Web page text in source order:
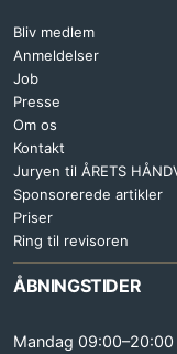
Bliv medlem
Anmeldelser
Job
Presse
Om os
Kontakt
Juryen til ÅRETS
Sponsorerede artikler
Priser
Ring til revisoren
ÅBNINGSTIDER
Mandag 09:00–20:00